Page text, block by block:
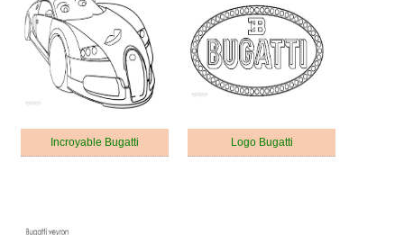
Incroyable Bugatti Logo Bugatti